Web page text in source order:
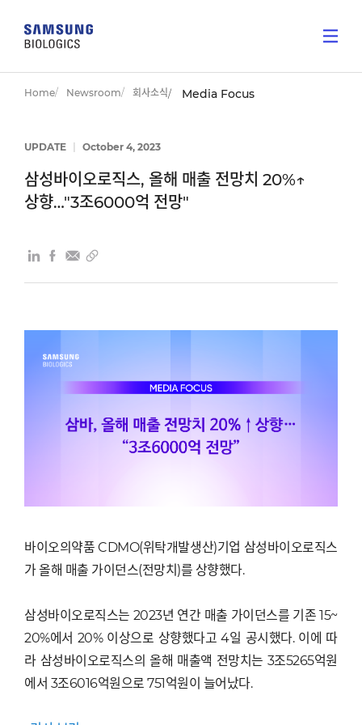
Home Newsroom 회사소식 Media Focus
UPDATE October 4, 2023
삼성바이오로직스, 올해 매출 전망치 20%↑
상향…"3조6000억 전망"
바이오의약품 CDMO(위탁개발생산)기업 삼성바이오로직스
가 올해 매출 가이던스(전망치)를 상향했다.
삼성바이오로직스는 2023년 연간 매출 가이던스를 기존 15~
20%에서 20% 이상으로 상향했다고 4일 공시했다. 이에 따
라 삼성바이오로직스의 올해 매출액 전망치는 3조5265억원
에서 3조6016억원으로 751억원이 늘어났다.